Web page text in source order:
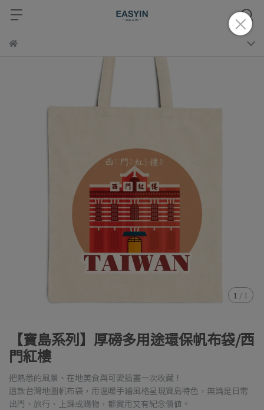
1 / 1
【寶島系列】厚磅多用途環保帆布袋/西
門紅樓
把熟悉的風景、在地美食與可愛插畫一次收藏！
這款台灣地圖帆布袋，用溫暖手繪風格呈現寶島特色，無論是日常
出門、旅行、上課或購物，都實用又有紀念價值。